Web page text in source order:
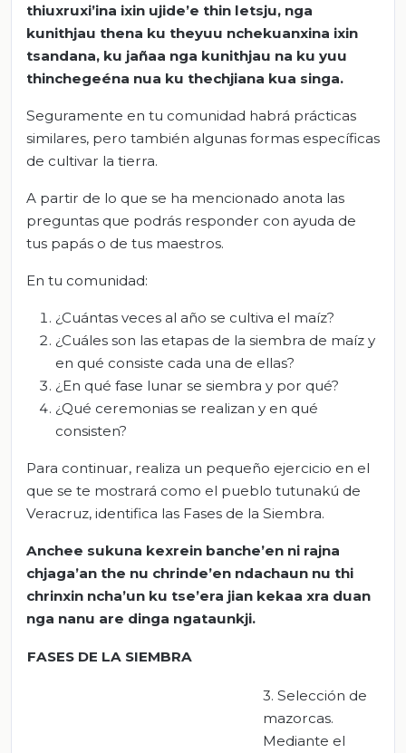
thiuxruxi’ina ixin ujide’e thin letsju, nga
kunithjau thena ku theyuu nchekuanxina ixin
tsandana, ku jañaa nga kunithjau na ku yuu
thinchegeéna nua ku thechjiana kua singa.
Seguramente en tu comunidad habrá prácticas
similares, pero también algunas formas específicas
de cultivar la tierra.
A partir de lo que se ha mencionado anota las
preguntas que podrás responder con ayuda de
tus papás o de tus maestros.
En tu comunidad:
¿Cuántas veces al año se cultiva el maíz?
¿Cuáles son las etapas de la siembra de maíz y
en qué consiste cada una de ellas?
¿En qué fase lunar se siembra y por qué?
¿Qué ceremonias se realizan y en qué
consisten?
Para continuar, realiza un pequeño ejercicio en el
que se te mostrará como el pueblo tutunakú de
Veracruz, identifica las Fases de la Siembra.
Anchee sukuna kexrein banche’en ni rajna
chjaga’an the nu chrinde’en ndachaun nu thi
chrinxin ncha’un ku tse’era jian kekaa xra duan
nga nanu are dinga ngataunkji.
FASES DE LA SIEMBRA
3. Selección de
mazorcas.
Mediante el